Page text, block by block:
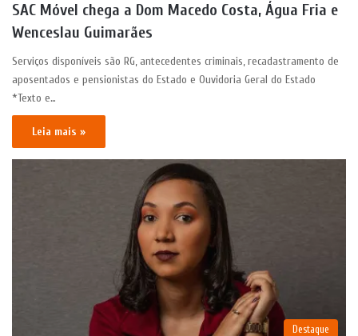
SAC Móvel chega a Dom Macedo Costa, Água Fria e
Wenceslau Guimarães
Serviços disponíveis são RG, antecedentes criminais, recadastramento de
aposentados e pensionistas do Estado e Ouvidoria Geral do Estado
*Texto e…
Leia mais »
Destaque